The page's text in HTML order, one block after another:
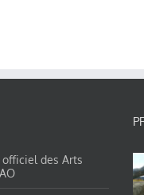
officiel des Arts